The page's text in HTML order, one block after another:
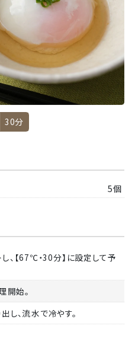
30分
5個
、【67℃・30分】に設定して予
開始。
し、流水で冷やす。